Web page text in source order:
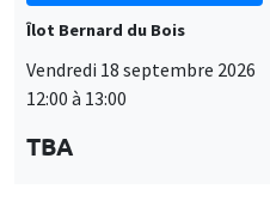
Îlot Bernard du Bois
Vendredi 18 septembre 2026
12:00 à 13:00
TBA